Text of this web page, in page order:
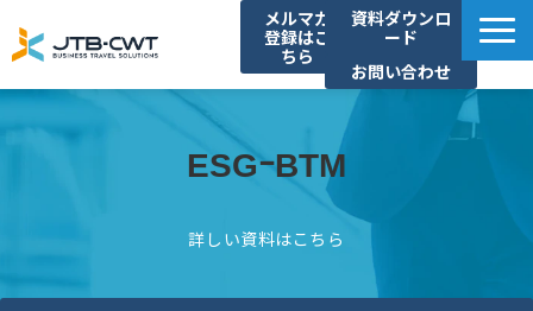
メルマガ
登録はこ
ちら
資料ダウンロ
ード
お問い合わせ
ソリューション紹介
セミナー/イベント
ESGｰBTM
詳しい資料はこちら